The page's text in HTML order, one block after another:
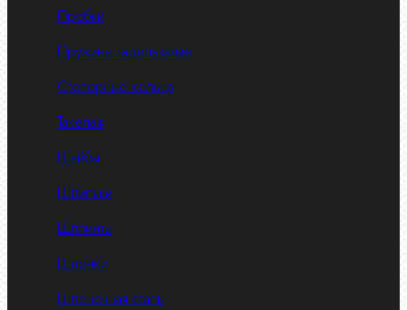
Пробки
Пружины тарельчатые
Стопорные кольца
Такелаж
Шайбы
Шпильки
Шплинты
Шпонки
Шпоночная сталь